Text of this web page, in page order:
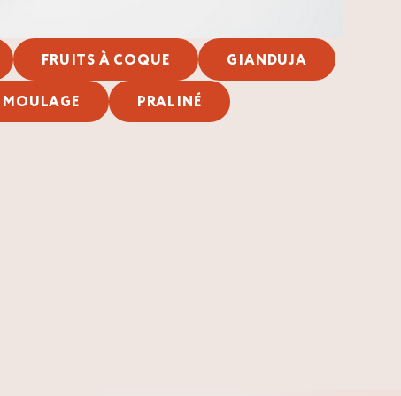
FRUITS À COQUE GIANDUJA
MOULAGE PRALINÉ